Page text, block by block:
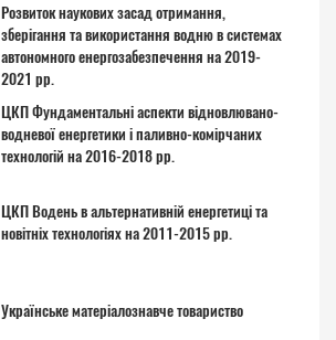
Розвиток наукових засад отримання,
зберігання та використання водню в системах
автономного енергозабезпечення на 2019-
2021 рр.
ЦКП Фундаментальні аспекти відновлювано-
водневої енергетики і паливно-комірчаних
технологій на 2016-2018 рр.
ЦКП Водень в альтернативній енергетиці та
новітніх технологіях на 2011-2015 рр.
Українське матеріалознавче товариство